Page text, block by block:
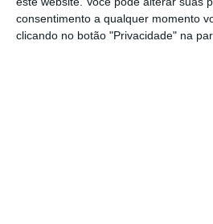
consentimento a qualquer momento
clicando no botão "Privacidade" na
Municipal, Carlos
estiveram presentes o